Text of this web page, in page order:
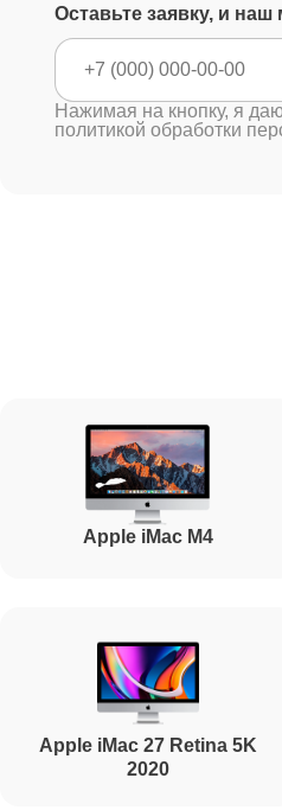
Оставьте заявку, и
Нажимая на кнопку, я
политикой обработки
Apple iMac M4
Apple iMac 27 Retina 5K
2020